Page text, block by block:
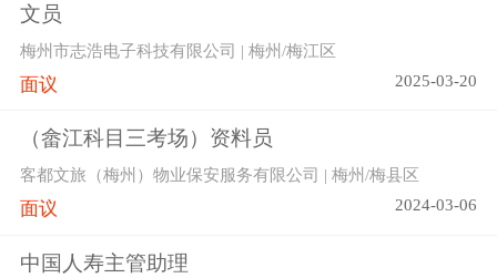
文员
梅州市志浩电子科技有限公司 | 梅州/梅江区
面议 2025-03-20
（畲江科目三考场）资料员
客都文旅（梅州）物业保安服务有限公司 | 梅州/梅县区
面议 2024-03-06
中国人寿主管助理